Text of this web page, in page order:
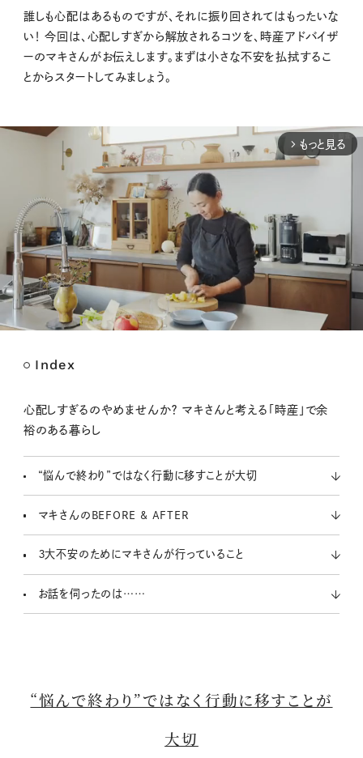
誰しも心配はあるものですが、それに振り回されてはもったいな
い！ 今回は、心配しすぎから解放されるコツを、時産アドバイザ
ーのマキさんがお伝えします。まずは小さな不安を払拭するこ
とからスタートしてみましょう。
arrow_forward_ios もっと見る
t
Index
心配しすぎるのやめませんか？ マキさんと考える「時産」で余
裕のある暮らし
“悩んで終わり”ではなく行動に移すことが大切
マキさんのBEFORE & AFTER
３大不安のためにマキさんが行っていること
お話を伺ったのは……
“悩んで終わり”ではなく行動に移すことが
大切